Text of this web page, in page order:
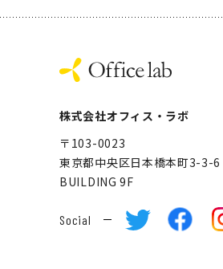
株式会社オフィス・ラボ
〒103-0023
東京都中央区日本橋本町3-3-6
BUILDING 9F
Social